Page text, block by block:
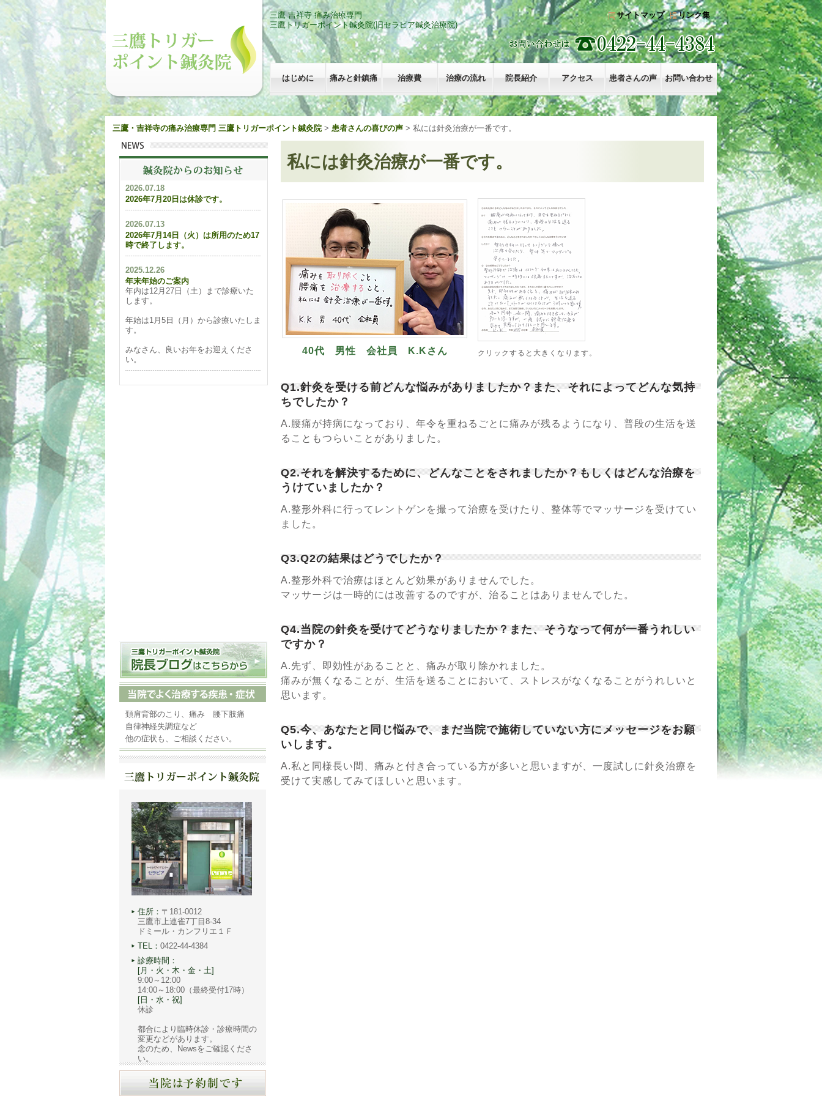
三鷹 吉祥寺 痛み治療専門
三鷹トリガーポイント鍼灸院(旧セラピア鍼灸治療院)
サイトマップ リンク集
はじめに 痛みと針鎮痛 治療費 治療の流れ 院長紹介 アクセス 患者さんの声 お問い合わせ
三鷹・吉祥寺の痛み治療専門 三鷹トリガーポイント鍼灸院 > 患者さんの喜びの声 > 私には針灸治療が一番です。
私には針灸治療が一番です。
40代 男性 会社員 K.Kさん クリックすると大きくなります。
Q1.針灸を受ける前どんな悩みがありましたか？また、それによってどんな気持
ちでしたか？
A.腰痛が持病になっており、年令を重ねるごとに痛みが残るようになり、普段の生活を送
ることもつらいことがありました。
Q2.それを解決するために、どんなことをされましたか？もしくはどんな治療を
うけていましたか？
A.整形外科に行ってレントゲンを撮って治療を受けたり、整体等でマッサージを受けてい
ました。
Q3.Q2の結果はどうでしたか？
A.整形外科で治療はほとんど効果がありませんでした。
マッサージは一時的には改善するのですが、治ることはありませんでした。
Q4.当院の針灸を受けてどうなりましたか？また、そうなって何が一番うれしい
ですか？
A.先ず、即効性があることと、痛みが取り除かれました。
痛みが無くなることが、生活を送ることにおいて、ストレスがなくなることがうれしいと
思います。
Q5.今、あなたと同じ悩みで、まだ当院で施術していない方にメッセージをお願
いします。
A.私と同様長い間、痛みと付き合っている方が多いと思いますが、一度試しに針灸治療を
受けて実感してみてほしいと思います。
2026.07.18
2026年7月20日は休診です。
2026.07.13
2026年7月14日（火）は所用のため17
時で終了します。
2025.12.26
年末年始のご案内
年内は12月27日（土）まで診療いた
します。
年始は1月5日（月）から診療いたしま
す。
みなさん、良いお年をお迎えくださ
い。
頚肩背部のこり、痛み 腰下肢痛
自律神経失調症など
他の症状も、ご相談ください。
住所： 〒181-0012
三鷹市上連雀7丁目8-34
ドミール・カンフリエ１Ｆ
TEL： 0422-44-4384
診療時間：
[月・火・木・金・土]
9:00～12:00
14:00～18:00（最終受付17時）
[日・水・祝]
休診
都合により臨時休診・診療時間の
変更などがあります。
念のため、Newsをご確認くださ
い。